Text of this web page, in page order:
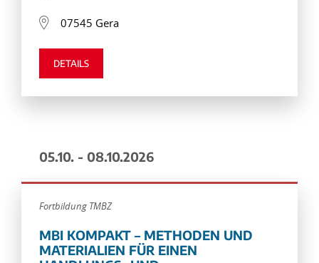
07545 Gera
DETAILS
05.10. - 08.10.2026
Fortbildung TMBZ
MBI KOMPAKT – METHODEN UND
MATERIALIEN FÜR EINEN